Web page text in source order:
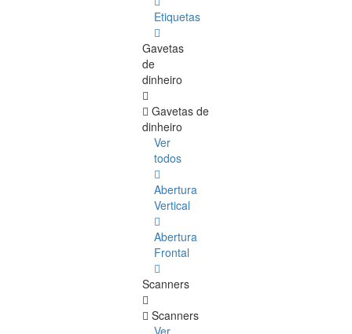
Etiquetas
Gavetas
de
dinheiro
Gavetas de
dinheiro
Ver
todos
Abertura
Vertical
Abertura
Frontal
Scanners
Scanners